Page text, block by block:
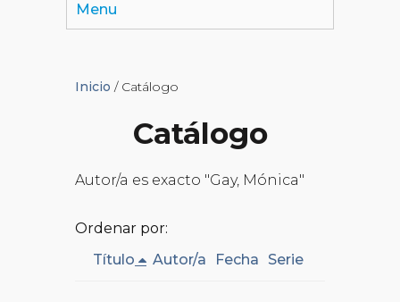
Menu
Inicio / Catálogo
Catálogo
Autor/a es exacto "Gay, Mónica"
Ordenar por:
Título
Autor/a Fecha Serie